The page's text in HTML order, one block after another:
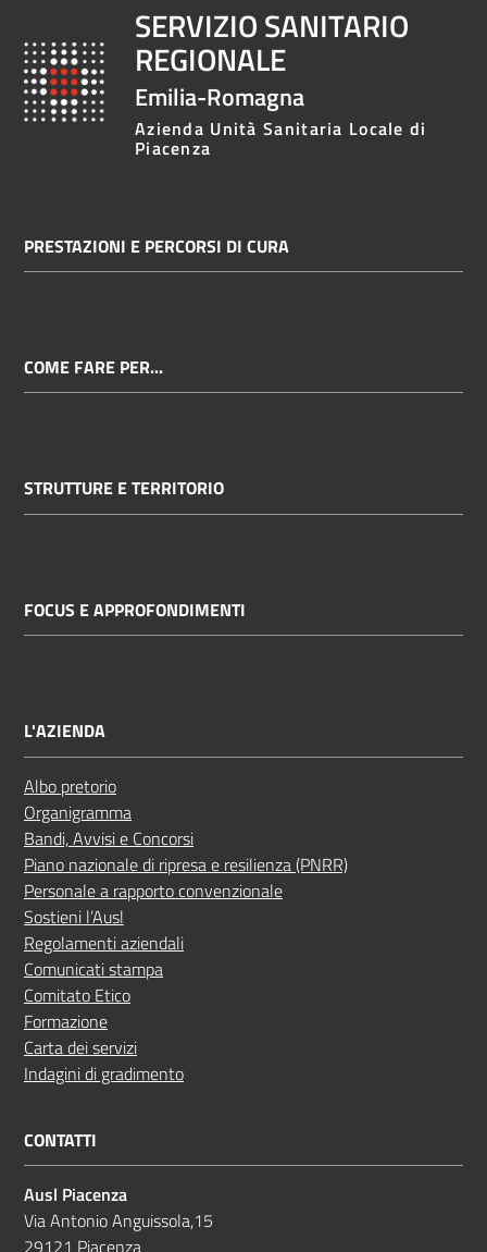
SERVIZIO SANITARIO
REGIONALE
Emilia-Romagna
Azienda Unità Sanitaria Locale di
Piacenza
PRESTAZIONI E PERCORSI DI CURA
COME FARE PER...
STRUTTURE E TERRITORIO
FOCUS E APPROFONDIMENTI
L'AZIENDA
Albo pretorio
Organigramma
Bandi, Avvisi e Concorsi
Piano nazionale di ripresa e resilienza (PNRR)
Personale a rapporto convenzionale
Sostieni l’Ausl
Regolamenti aziendali
Comunicati stampa
Comitato Etico
Formazione
Carta dei servizi
Indagini di gradimento
CONTATTI
Ausl Piacenza
Via Antonio Anguissola,15